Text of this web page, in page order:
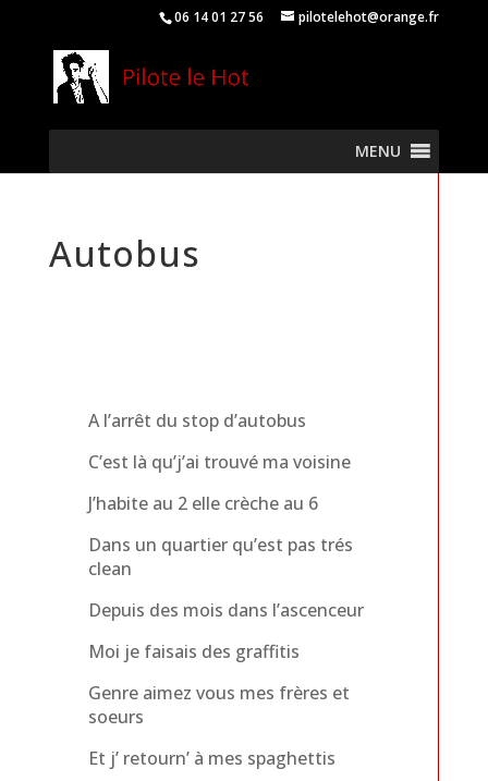
06 14 01 27 56 pilotelehot@orange.fr
MENU
Autobus
A l’arrêt du stop d’autobus
C’est là qu’j’ai trouvé ma voisine
J’habite au 2 elle crèche au 6
Dans un quartier qu’est pas trés
clean
Depuis des mois dans l’ascenceur
Moi je faisais des graffitis
Genre aimez vous mes frères et
soeurs
Et j’ retourn’ à mes spaghettis